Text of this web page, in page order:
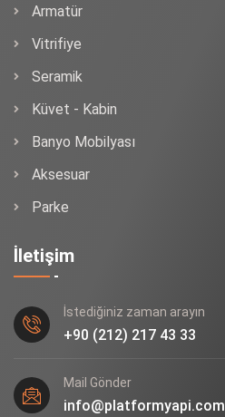
Armatür
Vitrifiye
Seramik
Küvet - Kabin
Banyo Mobilyası
Aksesuar
Parke
İletişim
İstediğiniz zaman arayın
+90 (212) 217 43 33
Mail Gönder
info@platformyapi.com